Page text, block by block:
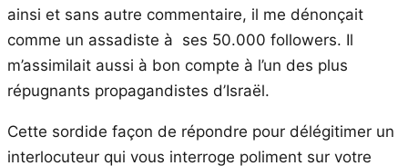
ainsi et sans autre commentaire, il me dénonçait
comme un assadiste à ses 50.000 followers. Il
m’assimilait aussi à bon compte à l’un des plus
répugnants propagandistes d’Israël.
Cette sordide façon de répondre pour délégitimer un
interlocuteur qui vous interroge poliment sur votre